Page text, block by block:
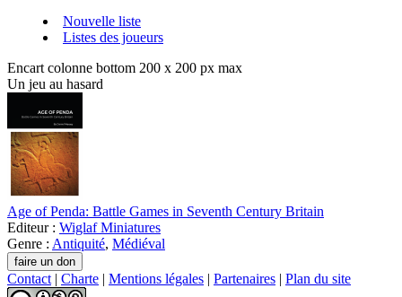
Nouvelle liste
Listes des joueurs
Encart colonne bottom 200 x 200 px max
Un jeu au hasard
Age of Penda: Battle Games in Seventh Century Britain
Editeur : Wiglaf Miniatures
Genre : Antiquité, Médiéval
Contact | Charte | Mentions légales | Partenaires | Plan du site